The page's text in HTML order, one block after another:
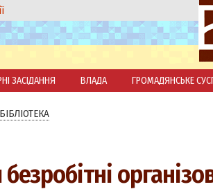
ЗАСІДАННЯ ВЛАДА ГРОМАДЯНСЬКЕ